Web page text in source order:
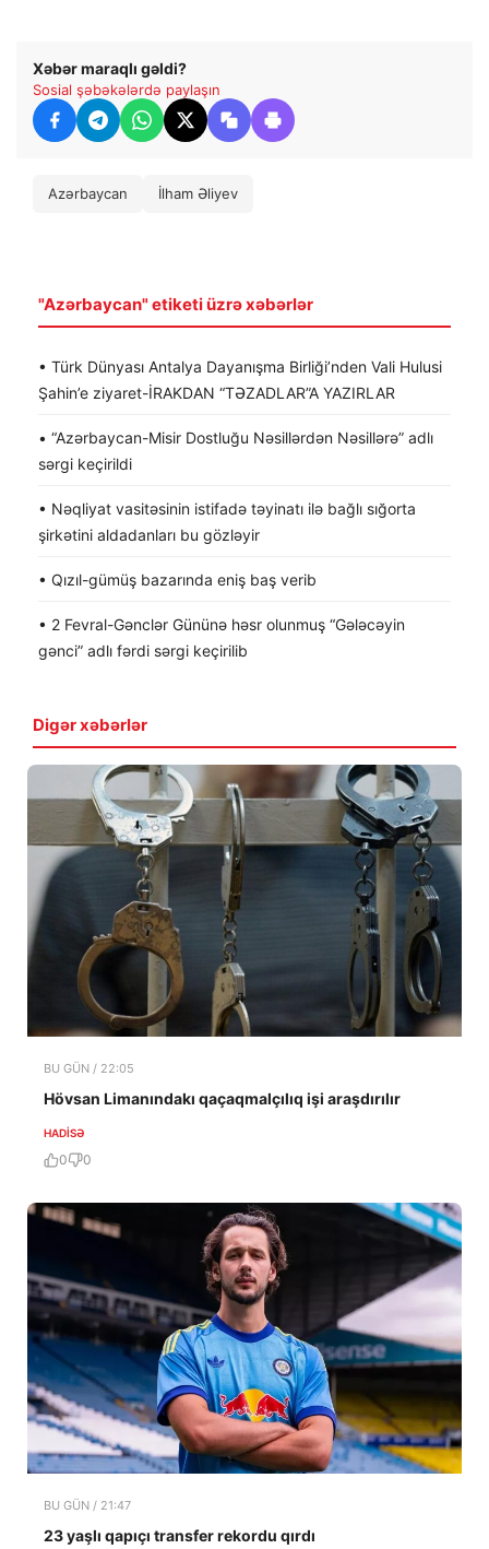
Xəbər maraqlı gəldi?
Sosial şəbəkələrdə paylaşın
Azərbaycan İlham Əliyev
"Azərbaycan" etiketi üzrə xəbərlər
• Türk Dünyası Antalya Dayanışma Birliği’nden Vali Hulusi
Şahin’e ziyaret-İRAKDAN “TƏZADLAR”A YAZIRLAR
• “Azərbaycan-Misir Dostluğu Nəsillərdən Nəsillərə” adlı
sərgi keçirildi
• Nəqliyat vasitəsinin istifadə təyinatı ilə bağlı sığorta
şirkətini aldadanları bu gözləyir
• Qızıl-gümüş bazarında eniş baş verib
• 2 Fevral-Gənclər Gününə həsr olunmuş “Gələcəyin
gənci” adlı fərdi sərgi keçirilib
Digər xəbərlər
BU GÜN / 22:05
Hövsan Limanındakı qaçaqmalçılıq işi araşdırılır
HADISƏ
0 0
BU GÜN / 21:47
23 yaşlı qapıçı transfer rekordu qırdı